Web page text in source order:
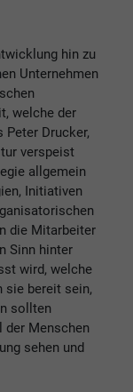
hin zu
Unternehmen
welche der
Peter Drucker,
verspeist
allgemein
Initiativen
die Mitarbeiter
Sinn hinter
wird, welche
sie bereit sein,
sollten
der Menschen
sehen und